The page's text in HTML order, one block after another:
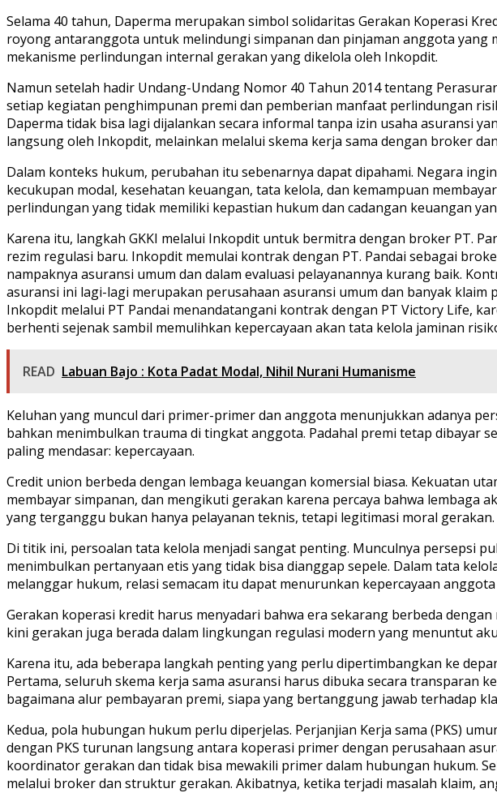
Selama 40 tahun, Daperma merupakan simbol solidaritas Gerakan Koperasi
royong antaranggota untuk melindungi simpanan dan pinjaman anggota
mekanisme perlindungan internal gerakan yang dikelola oleh Inkopdit.
Namun setelah hadir Undang-Undang Nomor 40 Tahun 2014 tentang
setiap kegiatan penghimpunan premi dan pemberian manfaat perlindungan
Daperma tidak bisa lagi dijalankan secara informal tanpa izin usaha asuransi
langsung oleh Inkopdit, melainkan melalui skema kerja sama dengan broker
Dalam konteks hukum, perubahan itu sebenarnya dapat dipahami. Negara
kecukupan modal, kesehatan keuangan, tata kelola, dan kemampuan
perlindungan yang tidak memiliki kepastian hukum dan cadangan keuangan
Karena itu, langkah GKKI melalui Inkopdit untuk bermitra dengan broker PT.
rezim regulasi baru. Inkopdit memulai kontrak dengan PT. Pandai sebagai
nampaknya asuransi umum dan dalam evaluasi pelayanannya kurang baik.
asuransi ini lagi-lagi merupakan perusahaan asuransi umum dan banyak
Inkopdit melalui PT Pandai menandatangani kontrak dengan PT Victory Life,
berhenti sejenak sambil memulihkan kepercayaan akan tata kelola jaminan
READ Labuan Bajo : Kota Padat Modal, Nihil Nurani Humanisme
Keluhan yang muncul dari primer-primer dan anggota menunjukkan adanya
bahkan menimbulkan trauma di tingkat anggota. Padahal premi tetap dibayar
paling mendasar: kepercayaan.
Credit union berbeda dengan lembaga keuangan komersial biasa. Kekuatan
membayar simpanan, dan mengikuti gerakan karena percaya bahwa lembaga
yang terganggu bukan hanya pelayanan teknis, tetapi legitimasi moral gerakan.
Di titik ini, persoalan tata kelola menjadi sangat penting. Munculnya persepsi
menimbulkan pertanyaan etis yang tidak bisa dianggap sepele. Dalam tata
melanggar hukum, relasi semacam itu dapat menurunkan kepercayaan
Gerakan koperasi kredit harus menyadari bahwa era sekarang berbeda
kini gerakan juga berada dalam lingkungan regulasi modern yang menuntut
Karena itu, ada beberapa langkah penting yang perlu dipertimbangkan ke
Pertama, seluruh skema kerja sama asuransi harus dibuka secara
bagaimana alur pembayaran premi, siapa yang bertanggung jawab terhadap
Kedua, pola hubungan hukum perlu diperjelas. Perjanjian Kerja sama (PKS)
dengan PKS turunan langsung antara koperasi primer dengan perusahaan
koordinator gerakan dan tidak bisa mewakili primer dalam hubungan hukum.
melalui broker dan struktur gerakan. Akibatnya, ketika terjadi masalah klaim,